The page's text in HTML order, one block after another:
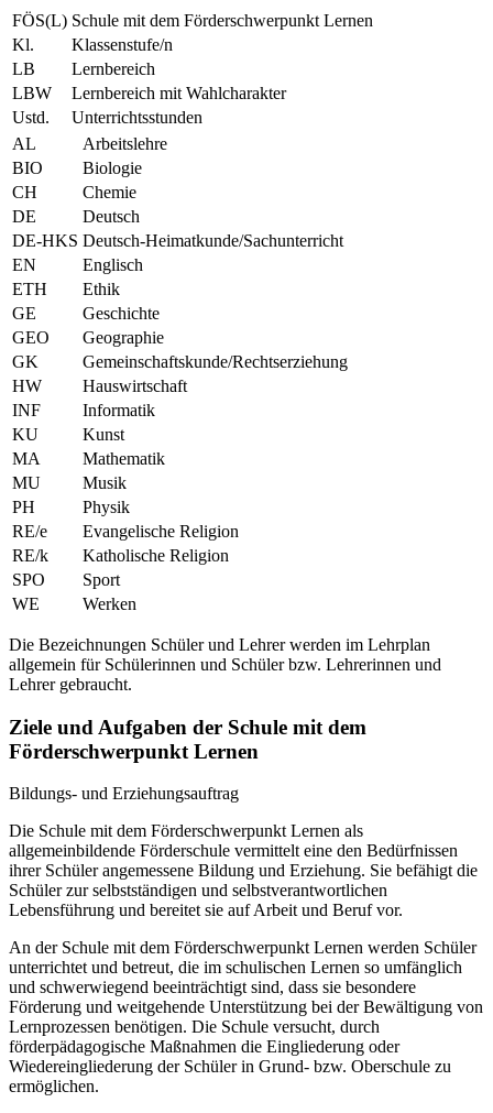
FÖS(L) Schule mit dem Förderschwerpunkt Lernen
Kl.
Klassenstufe/n
LB
Lernbereich
LBW
Lernbereich mit Wahlcharakter
Ustd.
Unterrichtsstunden
AL
Arbeitslehre
BIO
Biologie
CH
Chemie
DE
Deutsch
DE-HKS Deutsch-Heimatkunde/Sachunterricht
EN
Englisch
ETH
Ethik
GE
Geschichte
GEO
Geographie
GK
Gemeinschaftskunde/Rechtserziehung
HW
Hauswirtschaft
INF
Informatik
KU
Kunst
MA
Mathematik
MU
Musik
PH
Physik
RE/e
Evangelische Religion
RE/k
Katholische Religion
SPO
Sport
WE
Werken
Die Bezeichnungen Schüler und Lehrer werden im Lehrplan
allgemein für Schülerinnen und Schüler bzw. Lehrerinnen und
Lehrer gebraucht.
Ziele und Aufgaben der Schule mit dem
Förderschwerpunkt Lernen
Bildungs- und Erziehungsauftrag
Die Schule mit dem Förderschwerpunkt Lernen als
allgemeinbildende Förderschule vermittelt eine den Bedürfnissen
ihrer Schüler angemessene Bildung und Erziehung. Sie befähigt die
Schüler zur selbstständigen und selbstverantwortlichen
Lebensführung und bereitet sie auf Arbeit und Beruf vor.
An der Schule mit dem Förderschwerpunkt Lernen werden Schüler
unterrichtet und betreut, die im schulischen Lernen so umfänglich
und schwerwiegend beeinträchtigt sind, dass sie besondere
Förderung und weitgehende Unterstützung bei der Bewältigung von
Lernprozessen benötigen. Die Schule versucht, durch
förderpädagogische Maßnahmen die Eingliederung oder
Wiedereingliederung der Schüler in Grund- bzw. Oberschule zu
ermöglichen.